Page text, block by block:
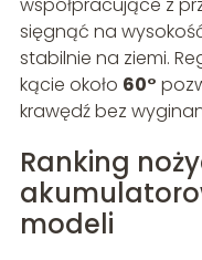
sięgnąć na
stabilnie na ziemi.
kącie około 60°
krawędź bez
Ranking
modeli